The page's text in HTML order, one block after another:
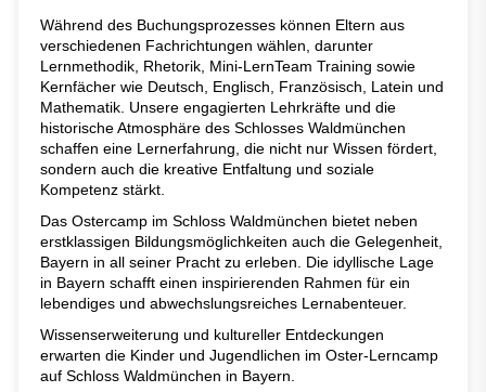
Während des Buchungsprozesses können Eltern aus
verschiedenen Fachrichtungen wählen, darunter
Lernmethodik, Rhetorik, Mini-LernTeam Training sowie
Kernfächer wie Deutsch, Englisch, Französisch, Latein und
Mathematik. Unsere engagierten Lehrkräfte und die
historische Atmosphäre des Schlosses Waldmünchen
schaffen eine Lernerfahrung, die nicht nur Wissen fördert,
sondern auch die kreative Entfaltung und soziale
Kompetenz stärkt.
Das Ostercamp im Schloss Waldmünchen bietet neben
erstklassigen Bildungsmöglichkeiten auch die Gelegenheit,
Bayern in all seiner Pracht zu erleben. Die idyllische Lage
in Bayern schafft einen inspirierenden Rahmen für ein
lebendiges und abwechslungsreiches Lernabenteuer.
Wissenserweiterung und kultureller Entdeckungen
erwarten die Kinder und Jugendlichen im Oster-Lerncamp
auf Schloss Waldmünchen in Bayern.